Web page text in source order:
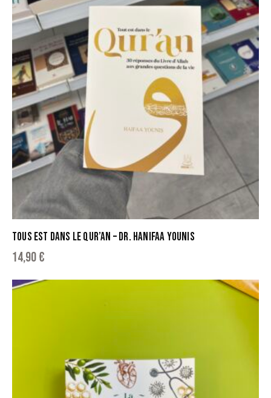
TOUS EST DANS LE QUR’AN – DR. HANIFAA YOUNIS
14,90€